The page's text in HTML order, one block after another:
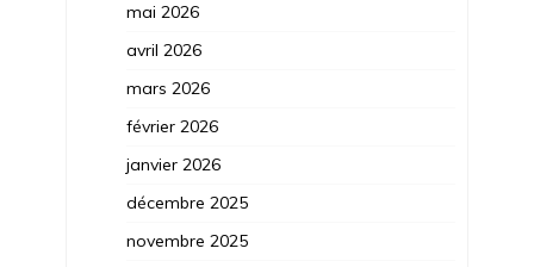
mai 2026
avril 2026
mars 2026
février 2026
janvier 2026
décembre 2025
novembre 2025